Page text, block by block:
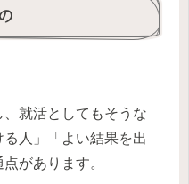
就活としてもそうな
人」「よい結果を出
があります。